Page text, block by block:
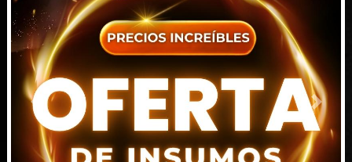
Previous Next
7815 NW 15TH ST DORAL FL 33126-1109
Florida, EEUU
+1 786 698 9101
ventas1@intrahard.com
Alsina 829, Paraná
Entre Ríos
343 509-7450